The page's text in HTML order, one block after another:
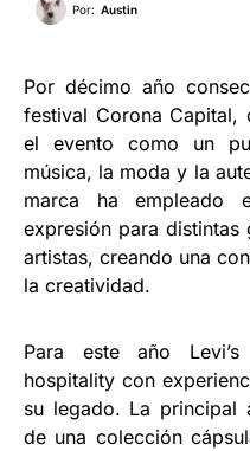
Por: Austin
Por décimo año
festival Corona Capital,
el evento como un
música, la moda y la
marca ha empleado
expresión para distintas
artistas, creando una
la creatividad.
Para este año
hospitality con
su legado. La principal
de una colección